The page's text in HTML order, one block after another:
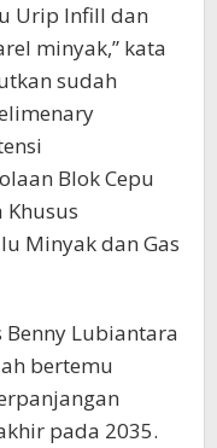
Urip Infill dan
minyak,” kata
sudah
Blok Cepu
Khusus
Minyak dan Gas
Benny Lubiantara
bertemu
pada 2035.